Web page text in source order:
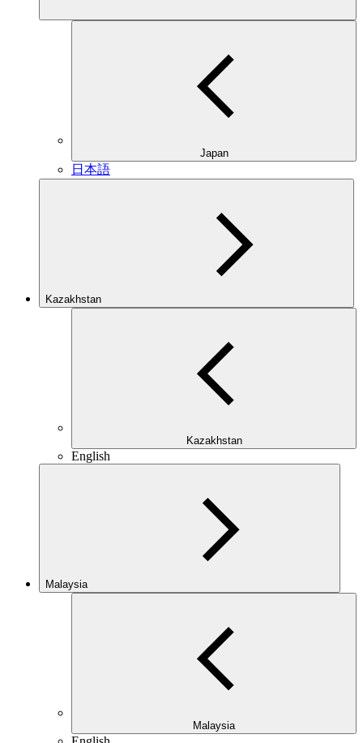
Japan
日本語
Kazakhstan
Kazakhstan
English
Malaysia
Malaysia